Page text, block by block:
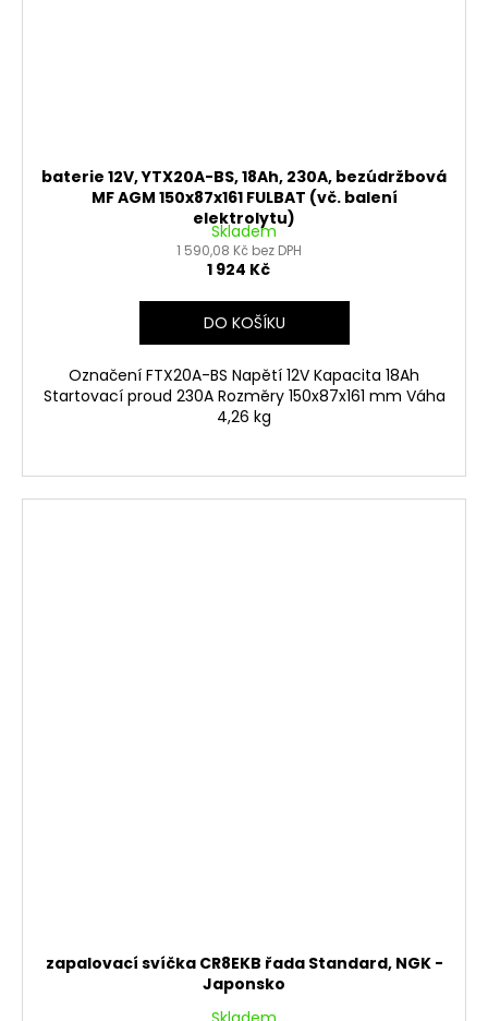
baterie 12V, YTX20A-BS, 18Ah, 230A, bezúdržbová
MF AGM 150x87x161 FULBAT (vč. balení
elektrolytu)
Skladem
1 590,08 Kč bez DPH
1 924 Kč
DO KOŠÍKU
Označení FTX20A-BS Napětí 12V Kapacita 18Ah
Startovací proud 230A Rozměry 150x87x161 mm Váha
4,26 kg
zapalovací svíčka CR8EKB řada Standard, NGK -
Japonsko